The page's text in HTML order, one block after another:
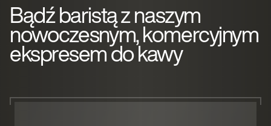
Bądź baristą z naszym
nowoczesnym, komercyjnym
ekspresem do kawy